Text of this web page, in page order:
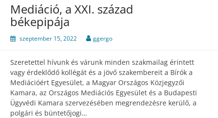
Mediáció, a XXI. század
békepipája
szeptember 15, 2022 ggergo
Szeretettel hívunk és várunk minden szakmailag érintett
vagy érdeklődő kollégát és a jövő szakembereit a Bírók a
Mediációért Egyesület, a Magyar Országos Közjegyzői
Kamara, az Országos Mediációs Egyesület és a Budapesti
Ügyvédi Kamara szervezésében megrendezésre kerülő, a
polgári és büntetőjogi…